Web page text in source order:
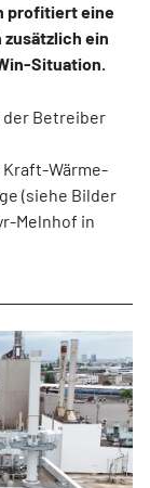
profitiert eine
zusätzlich ein
Situation.
der Betreiber
Wärme-
(siehe Bilder
Melnhof in